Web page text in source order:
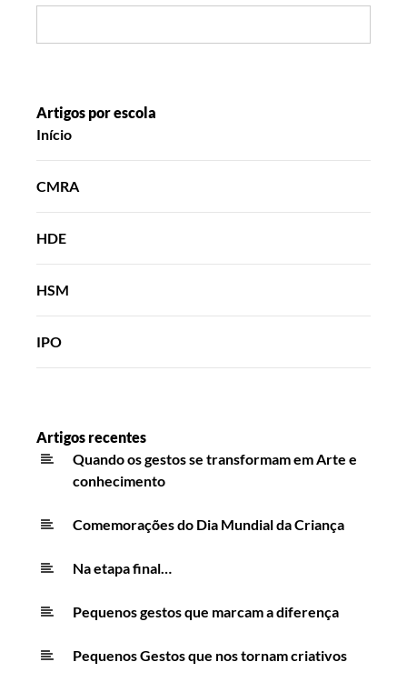
Ano
Artigos por escola
Início
CMRA
HDE
HSM
IPO
Artigos recentes
Quando os gestos se transformam em Arte e
conhecimento
Comemorações do Dia Mundial da Criança
Na etapa final…
Pequenos gestos que marcam a diferença
Pequenos Gestos que nos tornam criativos